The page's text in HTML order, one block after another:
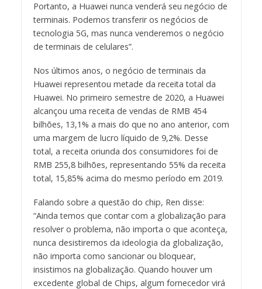
Portanto, a Huawei nunca venderá seu negócio de
terminais. Podemos transferir os negócios de
tecnologia 5G, mas nunca venderemos o negócio
de terminais de celulares”.
Nos últimos anos, o negócio de terminais da
Huawei representou metade da receita total da
Huawei. No primeiro semestre de 2020, a Huawei
alcançou uma receita de vendas de RMB 454
bilhões, 13,1% a mais do que no ano anterior, com
uma margem de lucro líquido de 9,2%. Desse
total, a receita oriunda dos consumidores foi de
RMB 255,8 bilhões, representando 55% da receita
total, 15,85% acima do mesmo período em 2019.
Falando sobre a questão do chip, Ren disse:
“Ainda temos que contar com a globalização para
resolver o problema, não importa o que aconteça,
nunca desistiremos da ideologia da globalização,
não importa como sancionar ou bloquear,
insistimos na globalização. Quando houver um
excedente global de Chips, algum fornecedor virá